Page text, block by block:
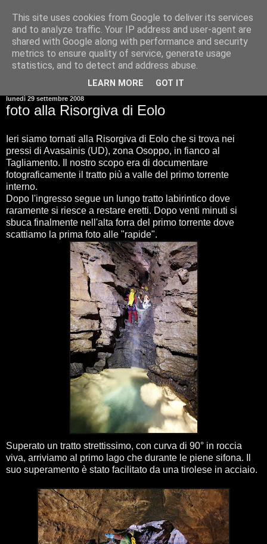
lunedì 29 settembre 2008
foto alla Risorgiva di Eolo
Ieri siamo tornati alla Risorgiva di Eolo che si trova nei
pressi di Avasainis (UD), zona Osoppo, in fianco al
Tagliamento. Il nostro scopo era di documentare
fotograficamente il tratto più a valle del primo torrente
interno.
Dopo l'ingresso segue un lungo tratto labirintico dove
raramente si riesce a restare eretti. Dopo venti minuti si
sbuca finalmente nell'alta forra del primo torrente dove
scattiamo la prima foto alle "rapide".
Superato un tratto strettissimo, con curva di 90° in roccia
viva, arriviamo al primo lago che durante le piene sifona. Il
suo superamento è stato facilitato da una tirolese in acciaio.
This site uses cookies from Google to deliver its services
and to analyze traffic. Your IP address and user-agent are
shared with Google along with performance and security
metrics to ensure quality of service, generate usage
statistics, and to detect and address abuse.
LEARN MORE GOT IT